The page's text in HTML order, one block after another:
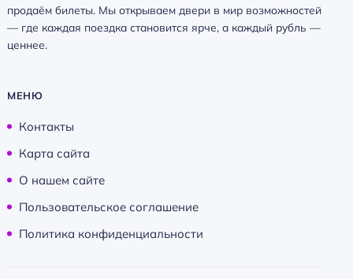
продаём билеты. Мы открываем двери в мир возможностей
— где каждая поездка становится ярче, а каждый рубль —
ценнее.
МЕНЮ
Контакты
Карта сайта
О нашем сайте
Пользовательское соглашение
Политика конфиденциальности